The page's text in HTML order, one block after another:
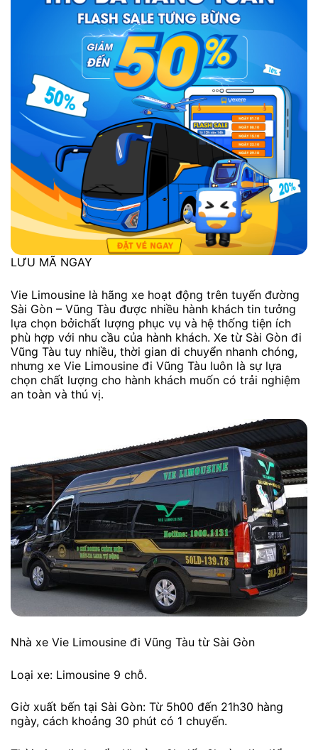
LƯU MÃ NGAY
Vie Limousine là hãng xe hoạt động trên tuyến đường
Sài Gòn – Vũng Tàu được nhiều hành khách tin tưởng
lựa chọn bởichất lượng phục vụ và hệ thống tiện ích
phù hợp với nhu cầu của hành khách. Xe từ Sài Gòn đi
Vũng Tàu tuy nhiều, thời gian di chuyển nhanh chóng,
nhưng xe Vie Limousine đi Vũng Tàu luôn là sự lựa
chọn chất lượng cho hành khách muốn có trải nghiệm
an toàn và thú vị.
Nhà xe Vie Limousine đi Vũng Tàu từ Sài Gòn
Loại xe: Limousine 9 chỗ.
Giờ xuất bến tại Sài Gòn: Từ 5h00 đến 21h30 hàng
ngày, cách khoảng 30 phút có 1 chuyến.